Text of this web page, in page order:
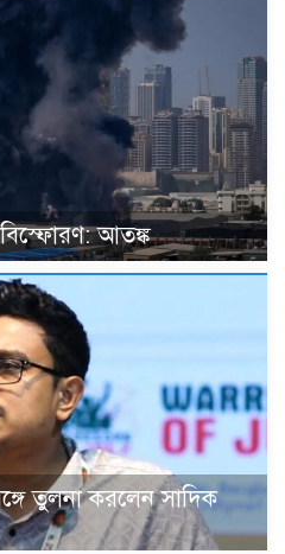
বিস্ফোরণ: আতঙ্ক
তুলনা করলেন সাদিক